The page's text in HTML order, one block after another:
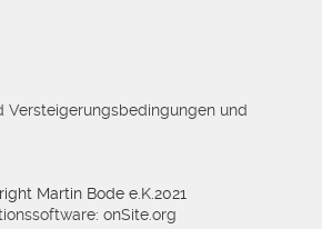
Versteigerungsbedingungen und
Martin Bode e.K.2021
: onSite.org